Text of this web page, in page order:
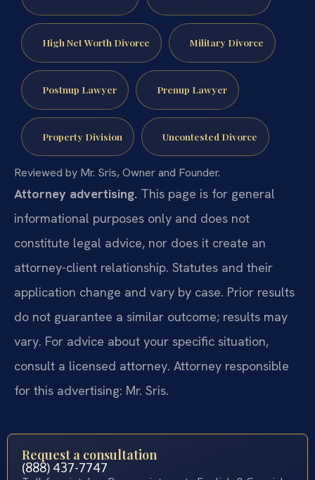
High Net Worth Divorce Military Divorce
Postnup Lawyer Prenup Lawyer
Property Division Uncontested Divorce
Reviewed by Mr. Sris, Owner and Founder.
Attorney advertising. This page is for general
informational purposes only and does not
constitute legal advice, nor does it create an
attorney-client relationship. Statutes and their
application change and vary by case. Prior results
do not guarantee a similar outcome; results may
vary. For advice about your specific situation,
consult a licensed attorney. Attorney responsible
for this advertising: Mr. Sris.
Request a consultation
(888) 437-7747